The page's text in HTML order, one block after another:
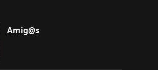
Amig@s